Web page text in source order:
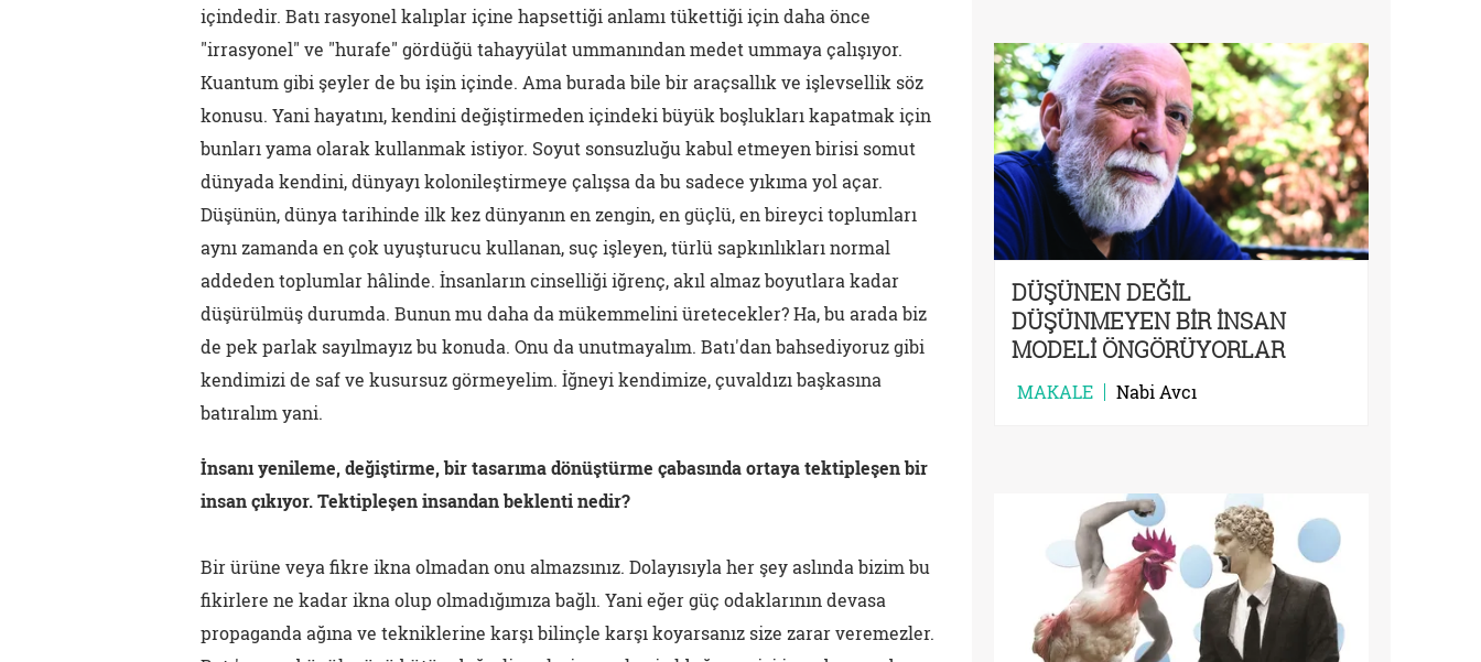
içindedir. Batı rasyonel kalıplar içine hapsettiği anlamı tükettiği için daha önce
"irrasyonel" ve "hurafe" gördüğü tahayyülat ummanından medet ummaya çalışıyor.
Kuantum gibi şeyler de bu işin içinde. Ama burada bile bir araçsallık ve işlevsellik söz
konusu. Yani hayatını, kendini değiştirmeden içindeki büyük boşlukları kapatmak için
bunları yama olarak kullanmak istiyor. Soyut sonsuzluğu kabul etmeyen birisi somut
dünyada kendini, dünyayı kolonileştirmeye çalışsa da bu sadece yıkıma yol açar.
Düşünün, dünya tarihinde ilk kez dünyanın en zengin, en güçlü, en bireyci toplumları
aynı zamanda en çok uyuşturucu kullanan, suç işleyen, türlü sapkınlıkları normal
addeden toplumlar hâlinde. İnsanların cinselliği iğrenç, akıl almaz boyutlara kadar
düşürülmüş durumda. Bunun mu daha da mükemmelini üretecekler? Ha, bu arada biz
de pek parlak sayılmayız bu konuda. Onu da unutmayalım. Batı'dan bahsediyoruz gibi
kendimizi de saf ve kusursuz görmeyelim. İğneyi kendimize, çuvaldızı başkasına
batıralım yani.
İnsanı yenileme, değiştirme, bir tasarıma dönüştürme çabasında ortaya tektipleşen bir
insan çıkıyor. Tektipleşen insandan beklenti nedir?
Bir ürüne veya fikre ikna olmadan onu almazsınız. Dolayısıyla her şey aslında bizim bu
fikirlere ne kadar ikna olup olmadığımıza bağlı. Yani eğer güç odaklarının devasa
propaganda ağına ve tekniklerine karşı bilinçle karşı koyarsanız size zarar veremezler.
DÜŞÜNEN DEĞİL
DÜŞÜNMEYEN BİR İNSAN
MODELİ ÖNGÖRÜYORLAR
MAKALE Nabi Avcı